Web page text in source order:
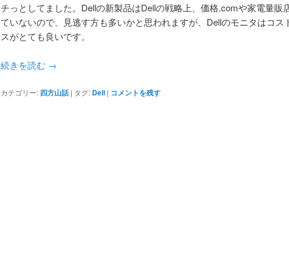
チっとしてました。Dellの新製品はDellの戦略上、価格.comや家電量販
ていないので、見逃す方も多いかと思われますが、Dellのモニタはコス
スがとても良いです。
続きを読む →
カテゴリー: 四方山話 | タグ: Dell | コメントを残す